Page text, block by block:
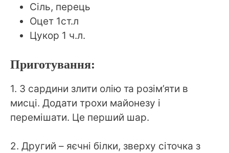
Сіль, перець
Оцет 1ст.л
Цукор 1 ч.л.
Приготування:
1. З сардини злити олію та розім’яти в
мисці. Додати трохи майонезу і
перемішати. Це перший шар.
2. Другий – яєчні білки, зверху сіточка з